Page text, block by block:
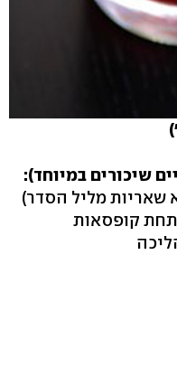
שאריות מליל הסדר)
תחת קופסאות